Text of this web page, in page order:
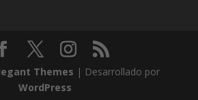
Themes | Desarrollado por
WordPress